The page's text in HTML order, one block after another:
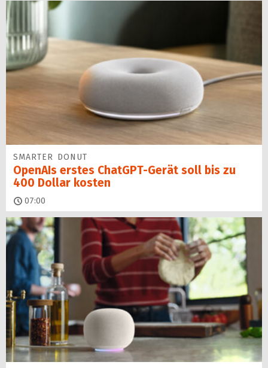
SMARTER DONUT
OpenAIs erstes ChatGPT-Gerät soll bis zu
400 Dollar kosten
07:00